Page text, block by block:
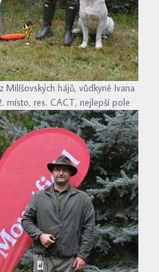
Milíšovských hájů, vůdkyně Ivana
místo, res. CACT, nejlepší pole